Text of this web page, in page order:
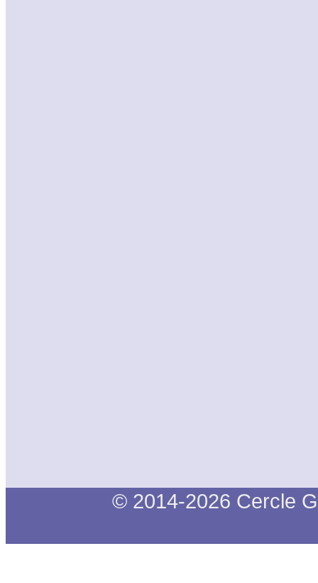
© 2014-2026 Cercle